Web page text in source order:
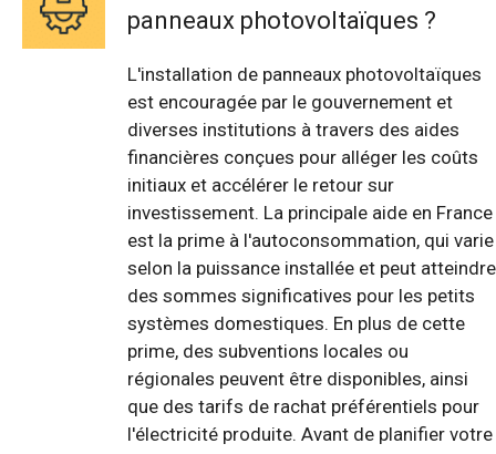
panneaux photovoltaïques ?
L'installation de panneaux photovoltaïques
est encouragée par le gouvernement et
diverses institutions à travers des aides
financières conçues pour alléger les coûts
initiaux et accélérer le retour sur
investissement. La principale aide en France
est la prime à l'autoconsommation, qui varie
selon la puissance installée et peut atteindre
des sommes significatives pour les petits
systèmes domestiques. En plus de cette
prime, des subventions locales ou
régionales peuvent être disponibles, ainsi
que des tarifs de rachat préférentiels pour
l'électricité produite. Avant de planifier votre